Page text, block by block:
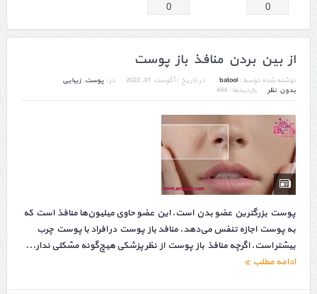
0
0
از بین بردن منافذ باز پوست
نوشته شده توسط : batool در تاریخ :آگوست 31, 2022 در : پوست, زیبایی
بدون نظر
بازدیدها : 444
پوست بزرگترین عضو بدن است. این عضو حاوی میلیون‌ها منافذ است که
به پوست اجازه تنفس می‌دهد. منافد باز پوست در افراد با پوست چرب
بیشتر است. اگرچه منافذ باز پوست از نظر پزشکی هیچ‌گونه مشکلی ندار...
ادامه مطلب